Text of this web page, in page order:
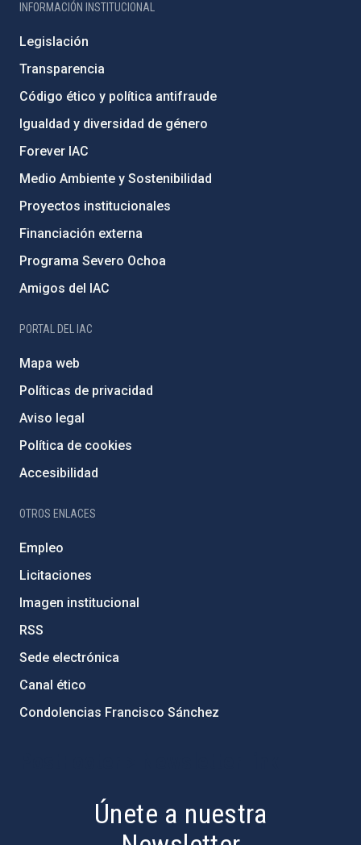
INFORMACIÓN INSTITUCIONAL
Legislación
Transparencia
Código ético y política antifraude
Igualdad y diversidad de género
Forever IAC
Medio Ambiente y Sostenibilidad
Proyectos institucionales
Financiación externa
Programa Severo Ochoa
Amigos del IAC
PORTAL DEL IAC
Mapa web
Políticas de privacidad
Aviso legal
Política de cookies
Accesibilidad
OTROS ENLACES
Empleo
Licitaciones
Imagen institucional
RSS
Sede electrónica
Canal ético
Condolencias Francisco Sánchez
Únete a nuestra